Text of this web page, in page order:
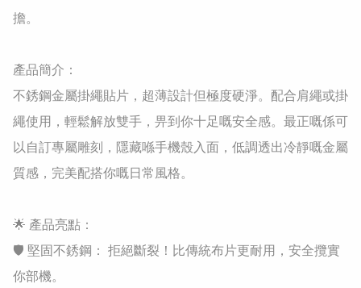
擔。
產品簡介：
不銹鋼金屬掛繩貼片，超薄設計但極度硬淨。配合肩繩或掛
繩使用，輕鬆解放雙手，畀到你十足嘅安全感。最正嘅係可
以自訂專屬雕刻，隱藏喺手機殼入面，低調透出冷靜嘅金屬
質感，完美配搭你嘅日常風格。
​🌟 產品亮點：
​🛡️ 堅固不銹鋼： 拒絕斷裂！比傳統布片更耐用，安全攬實
你部機。